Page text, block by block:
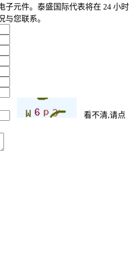
子元件。泰盛国际代表将在 24 小时
与您联系。
看不清,请点